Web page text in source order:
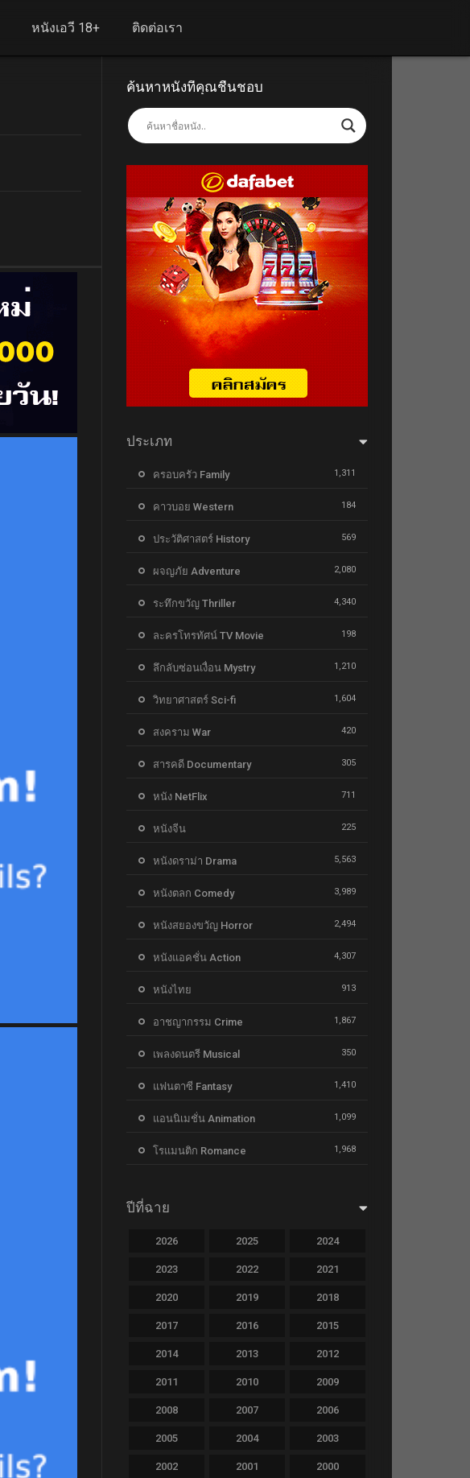
หนังเอวี 18+ ติดต่อเรา
ค้นหาหนังที่คุณชื่นชอบ
ประเภท
ครอบครัว Family 1,311
คาวบอย Western 184
ประวัติศาสตร์ History 569
ผจญภัย Adventure 2,080
ระทึกขวัญ Thriller 4,340
ละครโทรทัศน์ TV Movie 198
ลึกลับซ่อนเงื่อน Mystry 1,210
วิทยาศาสตร์ Sci-fi 1,604
สงคราม War 420
สารคดี Documentary 305
หนัง NetFlix 711
หนังจีน 225
หนังดราม่า Drama 5,563
หนังตลก Comedy 3,989
หนังสยองขวัญ Horror 2,494
หนังแอคชั่น Action 4,307
หนังไทย 913
อาชญากรรม Crime 1,867
เพลงดนตรี Musical 350
แฟนตาซี Fantasy 1,410
แอนนิเมชั่น Animation 1,099
โรแมนติก Romance 1,968
ปีที่ฉาย
2026 2025 2024
2023 2022 2021
2020 2019 2018
2017 2016 2015
2014 2013 2012
2011 2010 2009
2008 2007 2006
2005 2004 2003
2002 2001 2000